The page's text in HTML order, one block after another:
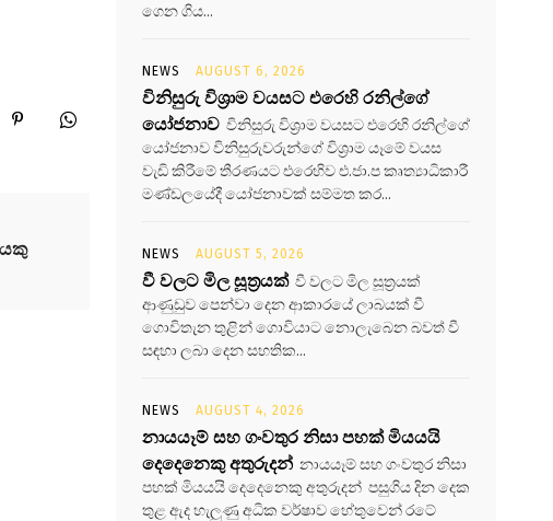
ගෙන ගිය...
NEWS AUGUST 6, 2026
විනිසුරු විශ්‍රාම වයසට එරෙහි රනිල්ගේ
යෝජනාව විනිසුරු විශ්‍රාම වයසට එරෙහි රනිල්ගේ
යෝජනාව විනිසුරුවරුන්ගේ විශ්‍රාම යෑමේ වයස
වැඩි කිරීමේ තීරණයට එරෙහිව එ.ජා.ප කෘත්‍යාධිකාරී
මණ්ඩලයේදී යෝජනාවක් සම්මත කර...
NEWS AUGUST 5, 2026
වී වලට මිල සූත්‍රයක් වී වලට මිල සූත්‍රයක්
ආණුඩුව පෙන්වා දෙන ආකාරයේ ලාබයක් වී
ගොවිතැන තුළින් ගොවියාට නොලැබෙන බවත් වී
සඳහා ලබා දෙන සහතික...
NEWS AUGUST 4, 2026
නායයෑම් සහ ගංවතුර නිසා පහක් මියයයි
දෙදෙනෙකු අතුරුදන් නායයෑම් සහ ගංවතුර නිසා
පහක් මියයයි දෙදෙනෙකු අතුරුදන් පසුගිය දින දෙක
තුළ ඇද හැලුණු අධික වර්ෂාව හේතුවෙන් රටේ